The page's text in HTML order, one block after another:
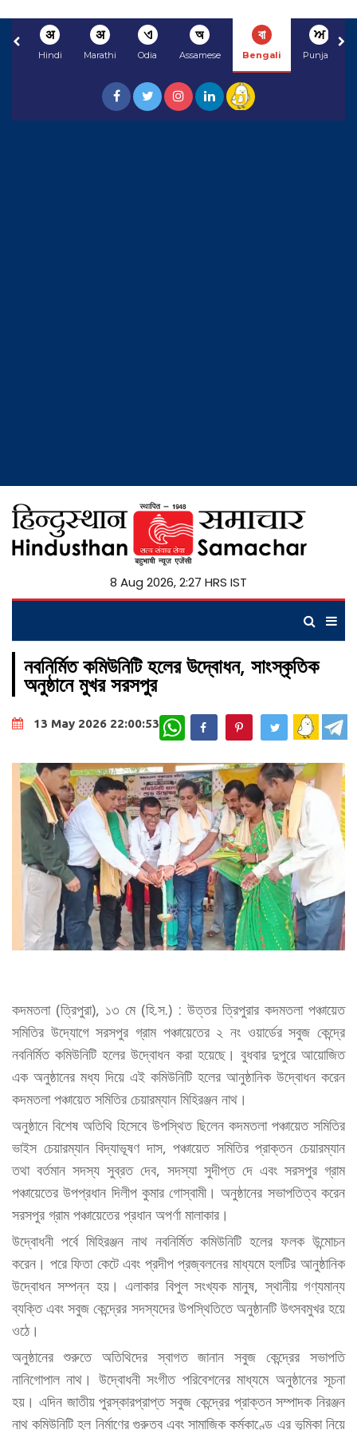
अ
Hindi
अ
Marathi
ଏ
Odia
অ
Assamese
বা
Bengali
ਅ
Punjabi
8 Aug 2026, 2:27 HRS IST
নবনির্মিত কমিউনিটি হলের উদ্বোধন, সাংস্কৃতিক
অনুষ্ঠানে মুখর সরসপুর
13 May 2026 22:00:53 WhatsApp
কদমতলা (ত্রিপুরা), ১৩ মে (হি.স.) : উত্তর ত্রিপুরার কদমতলা পঞ্চায়েত
সমিতির উদ্যোগে সরসপুর গ্রাম পঞ্চায়েতের ২ নং ওয়ার্ডের সবুজ কেন্দ্রে
নবনির্মিত কমিউনিটি হলের উদ্বোধন করা হয়েছে। বুধবার দুপুরে আয়োজিত
এক অনুষ্ঠানের মধ্য দিয়ে এই কমিউনিটি হলের আনুষ্ঠানিক উদ্বোধন করেন
কদমতলা পঞ্চায়েত সমিতির চেয়ারম্যান মিহিরঞ্জন নাথ।
অনুষ্ঠানে বিশেষ অতিথি হিসেবে উপস্থিত ছিলেন কদমতলা পঞ্চায়েত সমিতির
ভাইস চেয়ারম্যান বিদ্যাভূষণ দাস, পঞ্চায়েত সমিতির প্রাক্তন চেয়ারম্যান
তথা বর্তমান সদস্য সুব্রত দেব, সদস্যা সুদীপ্ত দে এবং সরসপুর গ্রাম
পঞ্চায়েতের উপপ্রধান দিলীপ কুমার গোস্বামী। অনুষ্ঠানের সভাপতিত্ব করেন
সরসপুর গ্রাম পঞ্চায়েতের প্রধান অপর্ণা মালাকার।
উদ্বোধনী পর্বে মিহিরঞ্জন নাথ নবনির্মিত কমিউনিটি হলের ফলক উন্মোচন
করেন। পরে ফিতা কেটে এবং প্রদীপ প্রজ্বলনের মাধ্যমে হলটির আনুষ্ঠানিক
উদ্বোধন সম্পন্ন হয়। এলাকার বিপুল সংখ্যক মানুষ, স্থানীয় গণ্যমান্য
ব্যক্তি এবং সবুজ কেন্দ্রের সদস্যদের উপস্থিতিতে অনুষ্ঠানটি উৎসবমুখর হয়ে
ওঠে।
অনুষ্ঠানের শুরুতে অতিথিদের স্বাগত জানান সবুজ কেন্দ্রের সভাপতি
নানিগোপাল নাথ। উদ্বোধনী সংগীত পরিবেশনের মাধ্যমে অনুষ্ঠানের সূচনা
হয়। এদিন জাতীয় পুরস্কারপ্রাপ্ত সবুজ কেন্দ্রের প্রাক্তন সম্পাদক নিরঞ্জন
নাথ কমিউনিটি হল নির্মাণের গুরুত্ব এবং সামাজিক কর্মকাণ্ডে এর ভূমিকা নিয়ে